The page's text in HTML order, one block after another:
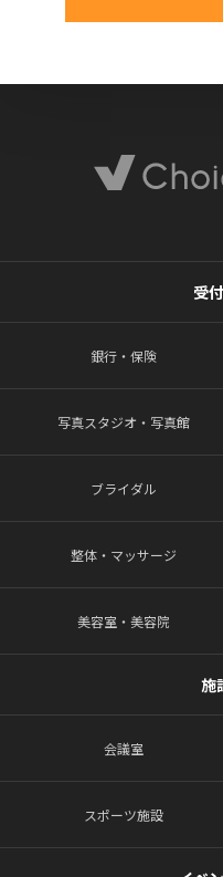
受
銀行・保険
写真スタジオ・写真館
ブライダル
整体・マッサージ
美容室・美容院
施
会議室
スポーツ施設